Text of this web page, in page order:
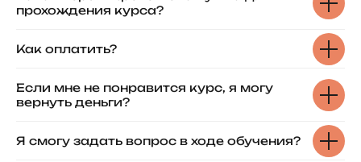
прохождения курса?
Как оплатить?
Если мне не понравится курс, я могу
вернуть деньги?
Я смогу задать вопрос в ходе обучения?